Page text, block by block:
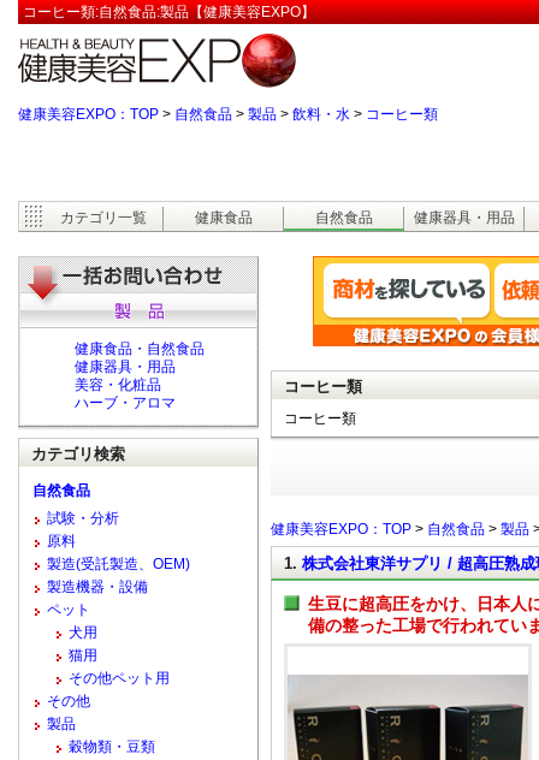
コーヒー類:自然食品:製品【健康美容EXPO】
健康美容EXPO：TOP > 自然食品 > 製品 > 飲料・水 > コーヒー類
カテゴリ一覧 健康食品 自然食品 健康器具・用品
コーヒー類
コーヒー類
健康美容EXPO：TOP > 自然食品 > 製品
1. 株式会社東洋サプリ / 超高圧熟
生豆に超高圧をかけ、日本人
備の整った工場で行われてい
健康食品・自然食品
健康器具・用品
美容・化粧品
ハーブ・アロマ
カテゴリ検索
自然食品
試験・分析
原料
製造(受託製造、OEM)
製造機器・設備
ペット
犬用
猫用
その他ペット用
その他
製品
穀物類・豆類